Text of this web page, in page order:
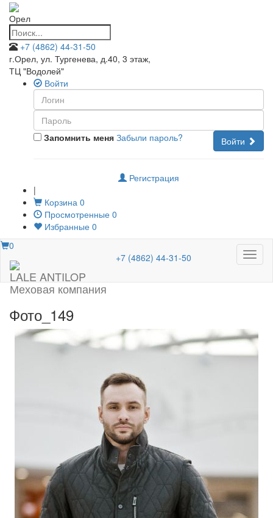
Орел
+7 (4862) 44-31-50
г.Орел, ул. Тургенева, д.40, 3 этаж,
ТЦ "Водолей"
Войти
Запомнить меня Войти
Забыли пароль?
Регистрация
|
Корзина 0
Просмотренные 0
Избранные 0
Меню
0
LALE ANTILOP
Меховая компания
+7 (4862) 44-31-50
Фото_149